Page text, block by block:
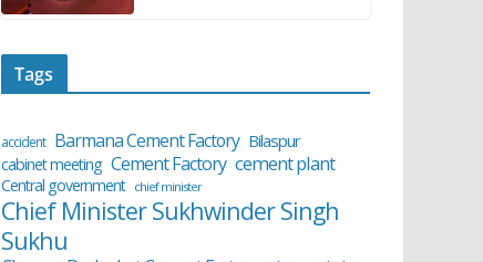
Tags
accident Barmana Cement Factory Bilaspur
cabinet meeting Cement Factory cement plant
Central government chief minister
Chief Minister Sukhwinder Singh
Sukhu